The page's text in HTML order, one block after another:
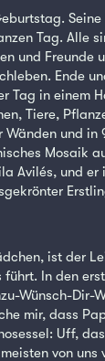
Tag. Alle
und Freunde
Ende
Tag in einem
Tiere,
Wänden und
Mosaik
Avilés, und er
ist der
führt. In den
Wünsch-Dir-
mir, dass
Uff,
von